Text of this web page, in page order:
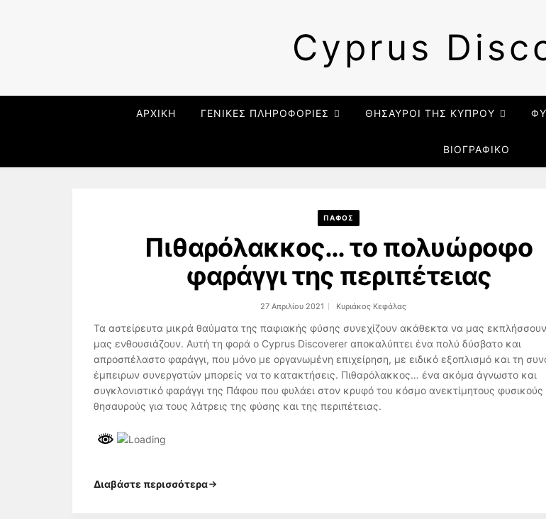
Cyprus
ΑΡΧΙΚΗ ΓΕΝΙΚΕΣ ΠΛΗΡΟΦΟΡΙΕΣ ΘΗΣΑΥΡΟΙ ΤΗΣ ΚΥΠΡΟΥ
ΒΙΟΓΡΑΦΙΚΟ
ΠΑΦΟΣ
Πιθαρόλακκος… το πολυώροφο
φαράγγι της περιπέτειας
27 Απριλίου 2021 Κυριάκος Κεφάλας
Τα αστείρευτα μικρά θαύματα της παφιακής φύσης συνεχίζουν ακάθεκτα να μας
μας ενθουσιάζουν. Αυτή τη φορά ο Cyprus Discoverer αποκαλύπτει ένα πολύ δύσβατο και
απροσπέλαστο φαράγγι, που μόνο με οργανωμένη επιχείρηση, με ειδικό εξοπλισμό και τη
έμπειρων συνεργατών μπορείς να το κατακτήσεις. Πιθαρόλακκος… ένα ακόμα άγνωστο και
συγκλονιστικό φαράγγι της Πάφου που φυλάει στον κρυφό του κόσμο ανεκτίμητους φυσικούς
θησαυρούς για τους λάτρεις της φύσης και της περιπέτειας.
Διαβάστε περισσότερα